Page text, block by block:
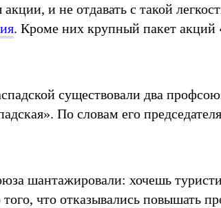
и не отдавать с такой
. Кроме них крупный пакет акций
существовали два
По словам его
шантажировали: хочешь
что отказывались повышать